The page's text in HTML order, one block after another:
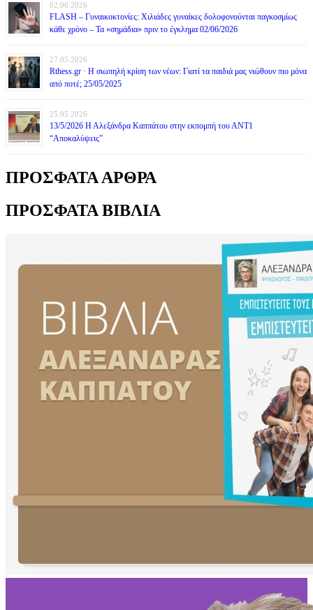
02.06.2026
FLASH – Γυναικοκτονίες: Χιλιάδες γυναίκες δολοφονούνται παγκοσμίως
κάθε χρόνο – Τα «σημάδια» πριν το έγκλημα 02/06/2026
27.05.2026
Rthess.gr · Η σιωπηλή κρίση των νέων: Γιατί τα παιδιά μας νιώθουν πιο μόνα
από ποτέ; 25/05/2025
25.05.2026
13/5/2026 Η Αλεξάνδρα Καππάτου στην εκπομπή του ΑΝΤ1
“Αποκαλύψεις”
ΠΡΟΣΦΑΤΑ ΑΡΘΡΑ
ΠΡΟΣΦΑΤΑ ΒΙΒΛΙΑ